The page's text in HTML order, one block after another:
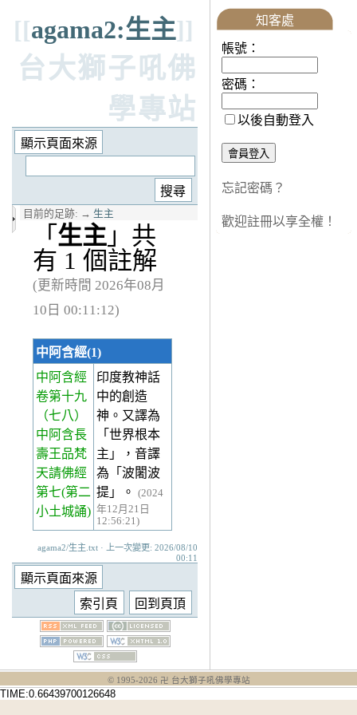
[[agama2:生主]]
台大獅子吼佛
學專站
目前的足跡: → 生主
「 生主 」共
有 1 個註解
(更新時間 2026年08月
10日 00:11:12)
中阿含經(1)
中阿含經
卷第十九
（七八）
中阿含長
壽王品梵
天請佛經
第七(第二
小土城誦)
印度教神話
中的創造
神。又譯為
「世界根本
主」，音譯
為「波闍波
提」。
(2024
年12月21日
12:56:21)
agama2/生主.txt · 上一次變更: 2026/08/10
00:11
知客處
帳號：
密碼：
以後自動登入
忘記密碼？
歡迎註冊以享全權！
© 1995-2026 卍 台大獅子吼佛學專站
TIME:0.66439700126648